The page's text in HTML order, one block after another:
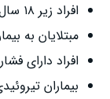
افراد زیر ۱۸ سال
مبتلایان به
افراد دارای
بیماران